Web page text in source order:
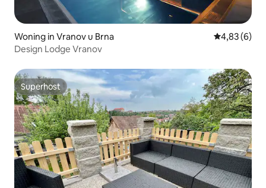
Woning in Vranov u Brna Gemiddelde
4,83 (6)
Design Lodge Vranov
Superhost
Superhost